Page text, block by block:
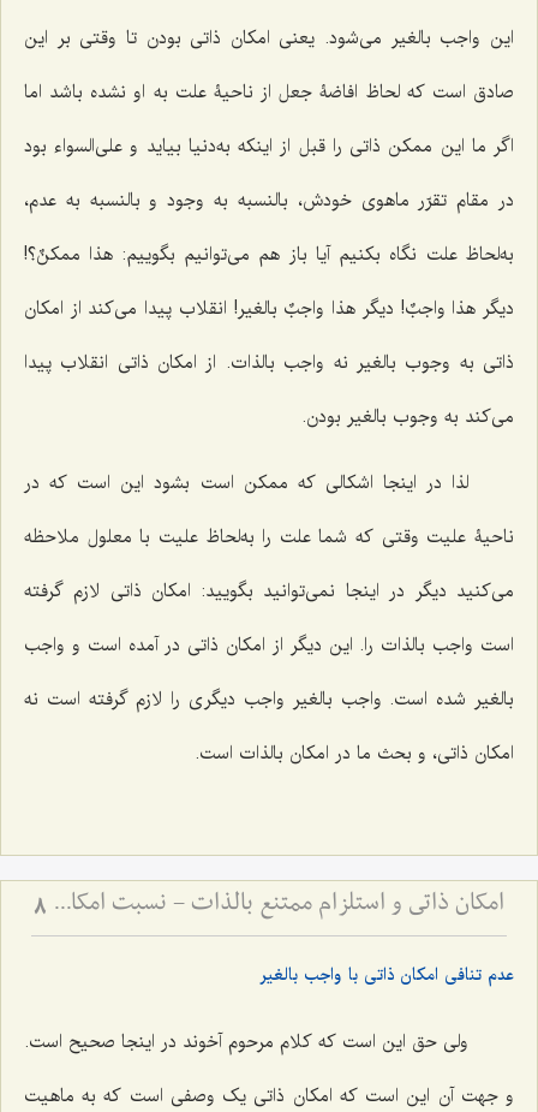
این واجب بالغیر می‌شود. یعنى امکان ذاتى بودن تا وقتى بر این
صادق است که لحاظ افاضۀ جعل از ناحیۀ علت به او نشده باشد اما
اگر ما این ممکن ذاتى را قبل از اینکه به‌دنیا بیاید و على‌السواء بود
در مقام تقرّر ماهوى خودش، بالنسبه به وجود و بالنسبه به عدم،
به‌لحاظ علت نگاه بکنیم آیا باز هم مى‌توانیم بگوییم: هذا ممکنٌ؟!
دیگر هذا واجبٌ! دیگر هذا‌ واجبٌ بالغیر! انقلاب پیدا مى‌کند از امکان
ذاتى به وجوب بالغیر نه واجب بالذات. از امکان ذاتى انقلاب پیدا
مى‌کند به وجوب بالغیر بودن.
لذا در اینجا اشکالى که ممکن است بشود این است که در
ناحیۀ علیت وقتى ‌که شما علت را به‌لحاظ علیت با معلول ملاحظه
مى‌کنید دیگر در اینجا نمى‌توانید بگویید: امکان ذاتى لازم گرفته
است واجب بالذات را. این دیگر از امکان ذاتى در آمده است و واجب
بالغیر شده است. واجب بالغیر واجب دیگرى را لازم گرفته است نه
امکان ذاتى، و بحث ما در امکان بالذات است.
امکان ذاتی و استلزام ممتنع بالذات - نسبت امکان با وجوب و امتناع در فلسفه اسلامی 8
عدم تنافی امکان ذاتی با واجب بالغیر
ولى حق این است که کلام مرحوم آخوند در اینجا صحیح است.
و جهت آن این است که امکان ذاتى یک وصفى است که به ماهیت